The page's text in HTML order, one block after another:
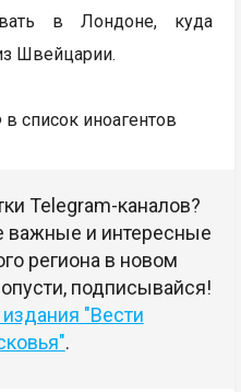
в Лондоне, куда
Швейцарии.
список иноагентов
Telegram-каналов?
и интересные
региона в новом
подписывайся!
"Вести
.